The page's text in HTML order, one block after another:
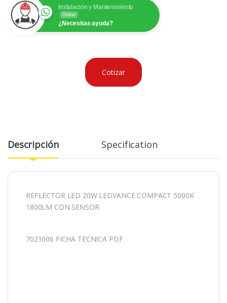
Instalación y Mantenimiento
Online
¿Necesitas ayuda?
Cotizar
Descripción Specification
REFLECTOR LED 20W LEDVANCE COMPACT 5000K
1800LM CON SENSOR
7021006 FICHA TECNICA PDF